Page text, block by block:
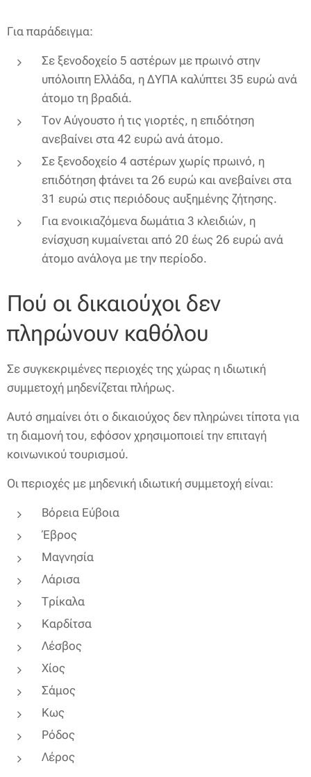
Για παράδειγμα:
Σε ξενοδοχείο 5 αστέρων με πρωινό στην
υπόλοιπη Ελλάδα, η ΔΥΠΑ καλύπτει 35 ευρώ ανά
άτομο τη βραδιά.
Τον Αύγουστο ή τις γιορτές, η επιδότηση
ανεβαίνει στα 42 ευρώ ανά άτομο.
Σε ξενοδοχείο 4 αστέρων χωρίς πρωινό, η
επιδότηση φτάνει τα 26 ευρώ και ανεβαίνει στα
31 ευρώ στις περιόδους αυξημένης ζήτησης.
Για ενοικιαζόμενα δωμάτια 3 κλειδιών, η
ενίσχυση κυμαίνεται από 20 έως 26 ευρώ ανά
άτομο ανάλογα με την περίοδο.
Πού οι δικαιούχοι δεν
πληρώνουν καθόλου
Σε συγκεκριμένες περιοχές της χώρας η ιδιωτική
συμμετοχή μηδενίζεται πλήρως.
Αυτό σημαίνει ότι ο δικαιούχος δεν πληρώνει τίποτα για
τη διαμονή του, εφόσον χρησιμοποιεί την επιταγή
κοινωνικού τουρισμού.
Οι περιοχές με μηδενική ιδιωτική συμμετοχή είναι:
Βόρεια Εύβοια
Έβρος
Μαγνησία
Λάρισα
Τρίκαλα
Καρδίτσα
Λέσβος
Χίος
Σάμος
Κως
Ρόδος
Λέρος